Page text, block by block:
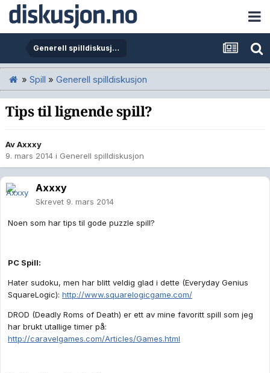
Generell spilldiskusjon
» Spill » Generell spilldiskusjon
Tips til lignende spill?
AvAxxxy
9. mars 2014 i Generell spilldiskusjon
Axxxy
Skrevet 9. mars 2014
Noen som har tips til gode puzzle spill?
PC Spill:
Hater sudoku, men har blitt veldig glad i dette (Everyday Genius
SquareLogic): http://www.squarelogicgame.com/
DROD (Deadly Roms of Death) er ett av mine favoritt spill som jeg
har brukt utallige timer på:
http://caravelgames.com/Articles/Games.html